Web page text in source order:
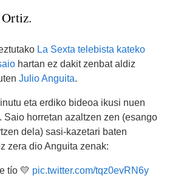
La Sexta telebista kateko
hartan ez dakit zenbat aldiz
Julio Anguita
eta erdiko bideoa ikusi nuen
Saio horretan azaltzen zen (esango
dela) sasi-kazetari baten
zera dio Anguita zenak:
tío 💛 pic.twitter.com/tqz0evRN6y